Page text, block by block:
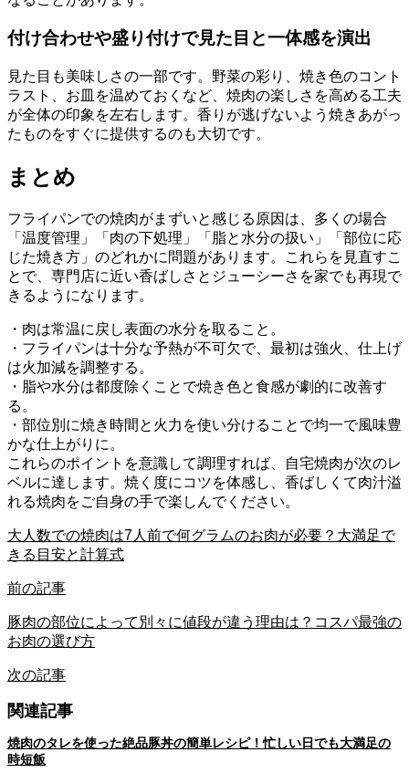
付け合わせや盛り付けで見た目と一体感を演出
見た目も美味しさの一部です。野菜の彩り、焼き色のコント
ラスト、お皿を温めておくなど、焼肉の楽しさを高める工夫
が全体の印象を左右します。香りが逃げないよう焼きあがっ
たものをすぐに提供するのも大切です。
まとめ
フライパンでの焼肉がまずいと感じる原因は、多くの場合
「温度管理」「肉の下処理」「脂と水分の扱い」「部位に応
じた焼き方」のどれかに問題があります。これらを見直すこ
とで、専門店に近い香ばしさとジューシーさを家でも再現で
きるようになります。
・肉は常温に戻し表面の水分を取ること。
・フライパンは十分な予熱が不可欠で、最初は強火、仕上げ
は火加減を調整する。
・脂や水分は都度除くことで焼き色と食感が劇的に改善す
る。
・部位別に焼き時間と火力を使い分けることで均一で風味豊
かな仕上がりに。
これらのポイントを意識して調理すれば、自宅焼肉が次のレ
ベルに達します。焼く度にコツを体感し、香ばしくて肉汁溢
れる焼肉をご自身の手で楽しんでください。
大人数での焼肉は7人前で何グラムのお肉が必要？大満足で
きる目安と計算式
前の記事
豚肉の部位によって別々に値段が違う理由は？コスパ最強の
お肉の選び方
次の記事
関連記事
焼肉のタレを使った絶品豚丼の簡単レシピ！忙しい日でも大満足の
時短飯